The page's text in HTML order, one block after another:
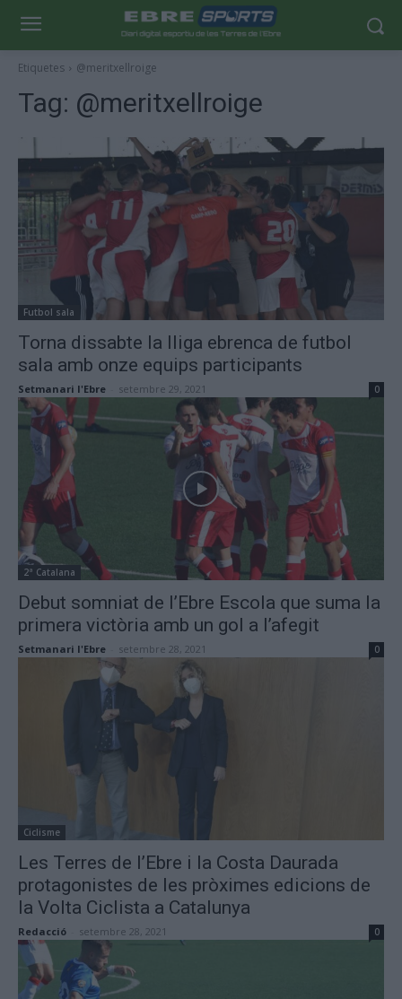
Etiquetes @meritxellroige
Tag: @meritxellroige
Futbol sala
Torna dissabte la lliga ebrenca de futbol
sala amb onze equips participants
Setmanari l'Ebre setembre 29, 2021 0
2ª Catalana
Debut somniat de l’Ebre Escola que suma la
primera victòria amb un gol a l’afegit
Setmanari l'Ebre setembre 28, 2021 0
Ciclisme
Les Terres de l’Ebre i la Costa Daurada
protagonistes de les pròximes edicions de
la Volta Ciclista a Catalunya
Redacció setembre 28, 2021 0